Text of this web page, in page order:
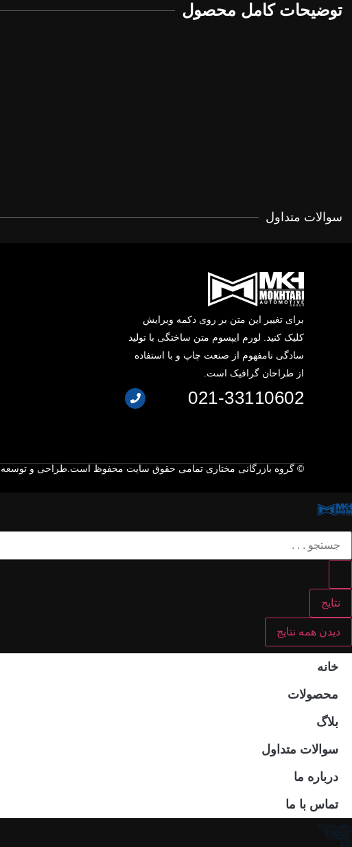
توضیحات کامل محصول
سوالات متداول
برای تغییر این متن بر روی دکمه ویرایش
کلیک کنید. لورم ایپسوم متن ساختگی با تولید
سادگی نامفهوم از صنعت چاپ و با استفاده
از طراحان گرافیک است.
021-33110602
© گروه بازرگانی مختاری تمامی حقوق سایت محفوظ است. طراحی و
نتایج
دیدن همه نتایج
خانه
محصولات
بلاگ
سوالات متداول
درباره ما
تماس با ما